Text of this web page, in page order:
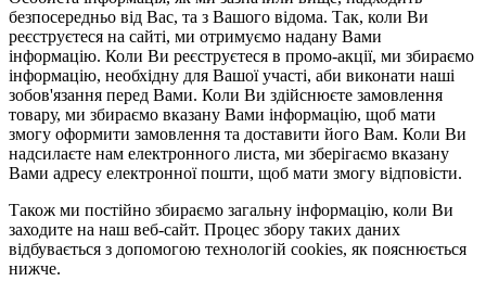
безпосередньо від Вас, та з Вашого відома. Так, коли Ви
реєструєтеся на сайті, ми отримуємо надану Вами
інформацію. Коли Ви реєструєтеся в промо-акції, ми збираємо
інформацію, необхідну для Вашої участі, аби виконати наші
зобов'язання перед Вами. Коли Ви здійснюєте замовлення
товару, ми збираємо вказану Вами інформацію, щоб мати
змогу оформити замовлення та доставити його Вам. Коли Ви
надсилаєте нам електронного листа, ми зберігаємо вказану
Вами адресу електронної пошти, щоб мати змогу відповісти.
Також ми постійно збираємо загальну інформацію, коли Ви
заходите на наш веб-сайт. Процес збору таких даних
відбувається з допомогою технологій cookies, як пояснюється
нижче.